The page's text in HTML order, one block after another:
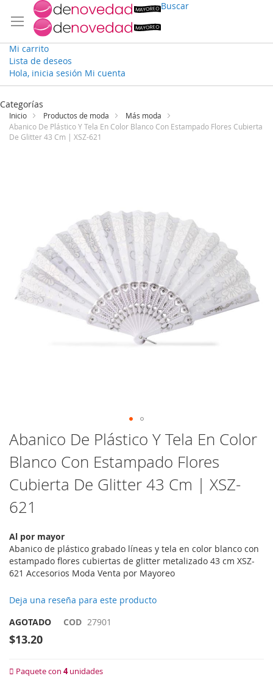
Buscar
Mi carrito
Lista de deseos
Hola, inicia sesión Mi cuenta
Ir
contenido
Categorías
Inicio Productos de moda
Más moda
Abanico De Plástico Y Tela En Color Blanco Con Estampado Flores Cubierta
De Glitter 43 Cm | XSZ-621
imágenes
Saltar
al
comienzo
de
la
de
Abanico De Plástico Y Tela En Color
Blanco Con Estampado Flores
Cubierta De Glitter 43 Cm | XSZ-
621
Al por mayor
Abanico de plástico grabado líneas y tela en color blanco con
estampado flores cubiertas de glitter metalizado 43 cm XSZ-
621 Accesorios Moda Venta por Mayoreo
Deja una reseña para este producto
AGOTADO
COD 27901
$13.20
Paquete con 4unidades